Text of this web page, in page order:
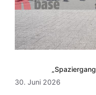
30. Juni 2026